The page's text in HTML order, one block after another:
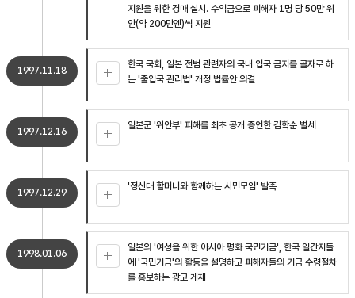
지원을 위한 경매 실시. 수익금으로 피해자 1명 당 50만 위
안(약 200만엔)씩 지원
1997.11.18
한국 국회, 일본 전범 관련자의 국내 입국 금지를 골자로 하
는 '출입국 관리법' 개정 법률안 의결
1997.12.16
일본군 '위안부' 피해를 최초 공개 증언한 김학순 별세
1997.12.29
'정신대 할머니와 함께하는 시민모임' 발족
1998.01.06
일본의 '여성을 위한 아시아 평화 국민기금', 한국 일간지들
에 '국민기금'의 활동을 설명하고 피해자들의 기금 수령절차
를 홍보하는 광고 게재